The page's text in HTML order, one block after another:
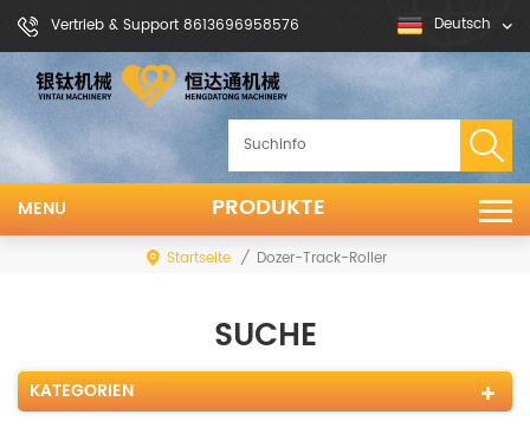
Vertrieb & Support 8613696958576 Deutsch
PRODUKTE
MENU
Startseite / Dozer-Track-Roller
SUCHE
KATEGORIEN